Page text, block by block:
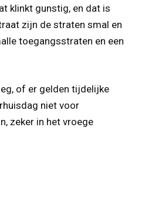
klinkt gunstig, en dat is
zijn de straten smal en
toegangsstraten en een
of er gelden tijdelijke
niet voor
zeker in het vroege